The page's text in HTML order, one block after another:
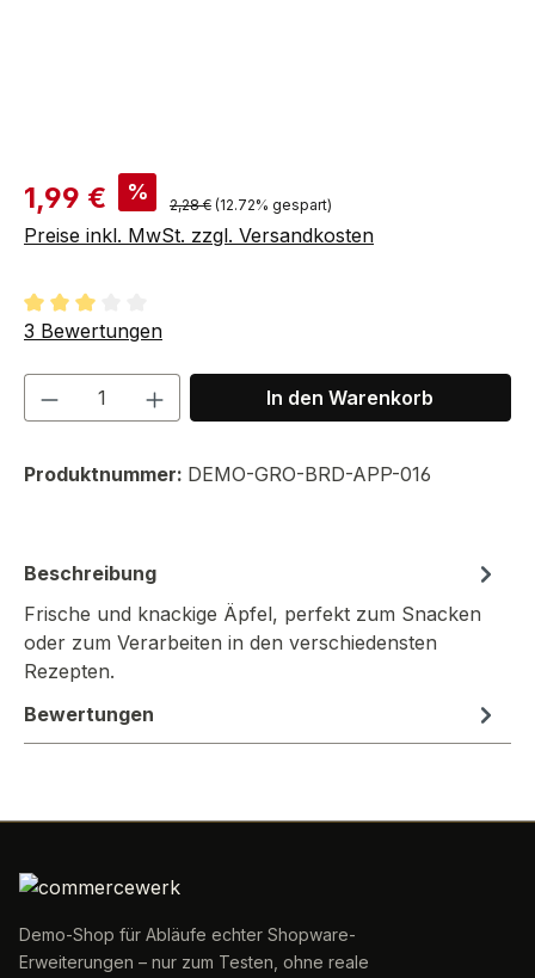
Verkaufspreis:
1,99 € % Regulärer Preis:
2,28 € (12.72% gespart)
Preise inkl. MwSt. zzgl. Versandkosten
Durchschnittliche Bewertung von 3 von 5 Sternen
3 Bewertungen
Produkt Anzahl: Gib denIn den Warenkorb
Produktnummer: DEMO-GRO-BRD-APP-016
Beschreibung
Frische und knackige Äpfel, perfekt zum Snacken
oder zum Verarbeiten in den verschiedensten
Rezepten.
Bewertungen
Demo-Shop für Abläufe echter Shopware-
Erweiterungen – nur zum Testen, ohne reale